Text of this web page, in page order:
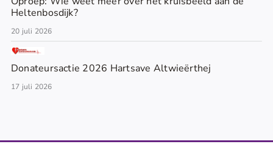
Heltenbosdijk?
20 juli 2026
Donateursactie 2026 Hartsave Altwieërthej
17 juli 2026